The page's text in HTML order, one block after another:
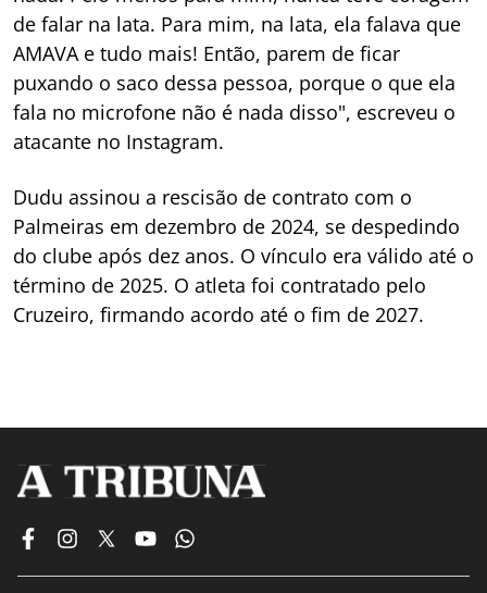
de falar na lata. Para mim, na lata, ela falava que
AMAVA e tudo mais! Então, parem de ficar
puxando o saco dessa pessoa, porque o que ela
fala no microfone não é nada disso", escreveu o
atacante no Instagram.
Dudu assinou a rescisão de contrato com o
Palmeiras em dezembro de 2024, se despedindo
do clube após dez anos. O vínculo era válido até o
término de 2025. O atleta foi contratado pelo
Cruzeiro, firmando acordo até o fim de 2027.